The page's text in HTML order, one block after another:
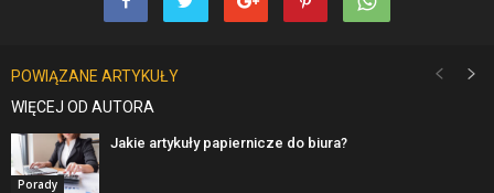
POWIĄZANE ARTYKUŁY
WIĘCEJ OD AUTORA
Porady
Jakie artykuły papiernicze do biura?